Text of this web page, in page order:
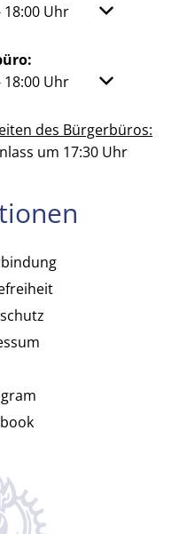
oder
18:00 Uhr Von 14:00
oder
18:00 Uhr Von 14:00
des Bürgerbüros:
um 17:30 Uhr